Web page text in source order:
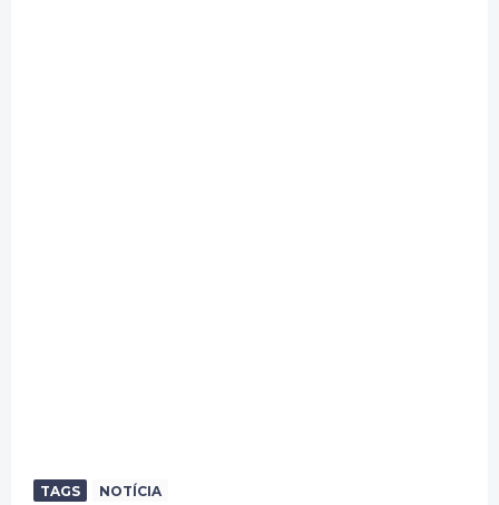
TAGS NOTÍCIA